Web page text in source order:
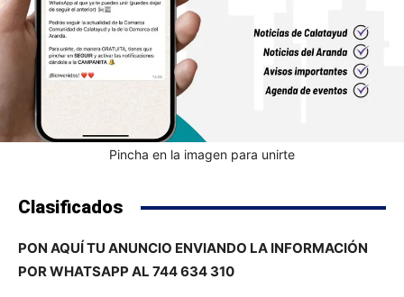
Pincha en la imagen para unirte
Clasificados
PON AQUÍ TU ANUNCIO ENVIANDO LA INFORMACIÓN
POR WHATSAPP AL 744 634 310